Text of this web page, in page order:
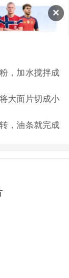
✕
，加水搅拌成
大面片切成小
，油条就完成